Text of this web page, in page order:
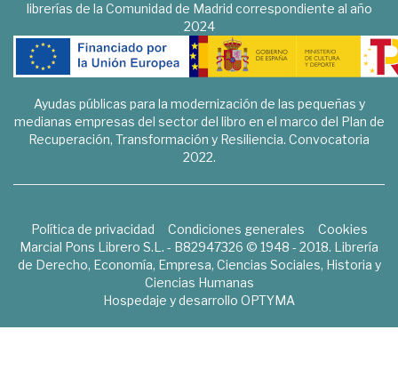
librerías de la Comunidad de Madrid correspondiente al año
2024
Ayudas públicas para la modernización de las pequeñas y
medianas empresas del sector del libro en el marco del Plan de
Recuperación, Transformación y Resiliencia. Convocatoria
2022.
Política de privacidad Condiciones generales
Cookies
Marcial Pons Librero S.L. - B82947326 © 1948 - 2018. Librería
de Derecho, Economía, Empresa, Ciencias Sociales, Historia y
Ciencias Humanas
Hospedaje y desarrollo OPTYMA